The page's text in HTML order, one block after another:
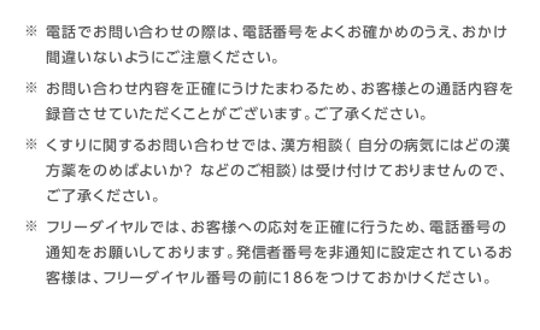
電話でお問い合わせの際は、電話番号をよくお確かめのうえ、おかけ
間違いないようにご注意ください。
お問い合わせ内容を正確にうけたまわるため、お客様との通話内容を
録音させていただくことがございます。ご了承ください。
くすりに関するお問い合わせでは、漢方相談（ 自分の病気にはどの漢
方薬をのめばよいか？ などのご相談）は受け付けておりませんので、
ご了承ください。
フリーダイヤルでは、お客様への応対を正確に行うため、電話番号の
通知をお願いしております。発信者番号を非通知に設定されているお
客様は、フリーダイヤル番号の前に186をつけておかけください。